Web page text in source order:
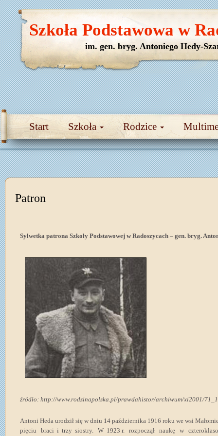
Start Szkoła Rodzice
Szkoła Podstawowa w
im. gen. bryg. Antoniego Hedy-
Patron
Sylwetka patrona Szkoły Podstawowej w Radoszycach – gen. bryg.
źródło: http://www.rodzinapolska.pl/prawdahistor/archiwum/xi2001/
Antoni Heda urodził się w dniu 14 października 1916 roku we wsi
pięciu braci i trzy siostry. W 1923 r. rozpoczął naukę w